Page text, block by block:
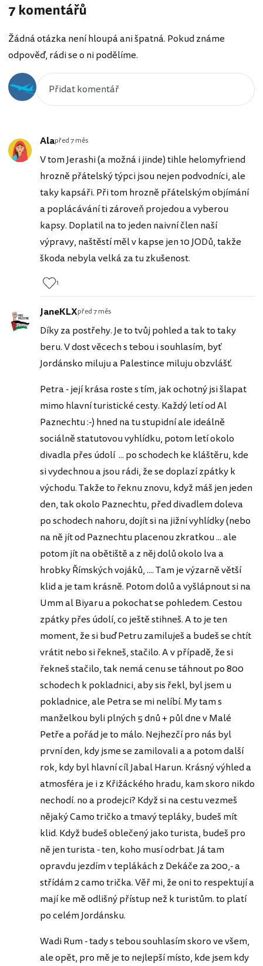
7 komentářů
Žádná otázka není hloupá ani špatná. Pokud známe
odpověď, rádi se o ni podělíme.
Alapřed 7 měs
V tom Jerashi (a možná i jinde) tihle helomyfriend
hrozně přátelský týpci jsou nejen podvodníci, ale
taky kapsáři. Při tom hrozně přátelským objímání
a poplácávání ti zároveň projedou a vyberou
kapsy. Doplatil na to jeden naivní člen naší
výpravy, naštěstí měl v kapse jen 10 JODů, takže
škoda nebyla velká za tu zkušenost.
1
JaneKLXpřed 7 měs
Díky za postřehy. Je to tvůj pohled a tak to taky
beru. V dost věcech s tebou i souhlasím, byť
Jordánsko miluju a Palestince miluju obzvlášť.
Petra - její krása roste s tím, jak ochotný jsi šlapat
mimo hlavní turistické cesty. Každý letí od Al
Paznechtu :-) hned na tu stupidní ale ideálně
sociálně statutovou vyhlídku, potom letí okolo
divadla přes údolí ... po schodech ke kláštěru, kde
si vydechnou a jsou rádi, že se doplazí zpátky k
východu. Takže to řeknu znovu, když máš jen jeden
den, tak okolo Paznechtu, před divadlem doleva
po schodech nahoru, dojít si na jižní vyhlídky (nebo
na ně jít od Paznechtu placenou zkratkou ... ale
potom jít na obětiště a z něj dolů okolo lva a
hrobky Římských vojáků, .... Tam je výzarně větší
klid a je tam krásně. Potom dolů a vyšlápnout si na
Umm al Biyaru a pokochat se pohledem. Cestou
zpátky přes údolí, co ještě stihneš. A to je ten
moment, že si buď Petru zamiluješ a budeš se chtít
vrátit nebo si řekneš, stačilo. A v případě, že si
řekneš stačilo, tak nemá cenu se táhnout po 800
schodech k pokladnici, aby sis řekl, byl jsem u
pokladnice, ale Petra se mi nelíbí. My tam s
manželkou byli plných 5 dnů + půl dne v Malé
Petře a pořád je to málo. Nejhezčí pro nás byl
první den, kdy jsme se zamilovali a a potom další
rok, kdy byl hlavní cíl Jabal Harun. Krásný výhled a
atmosféra je i z Křižáckého hradu, kam skoro nikdo
nechodí. no a prodejci? Když si na cestu vezmeš
nějaký Camo tričko a tmavý tepláky, budeš mít
klid. Když budeš oblečený jako turista, budeš pro
ně jen turista - ten, koho musí odrbat. Já tam
opravdu jezdím v teplákách z Dekáče za 200,- a
střídám 2 camo trička. Věř mi, že oni to respektují a
mají ke mě odlišný přístup než k turistům. to platí
po celém Jordánsku.
Wadi Rum - tady s tebou souhlasím skoro ve všem,
ale opět, pro mě je to nejlepší místo, kde jsem kdy